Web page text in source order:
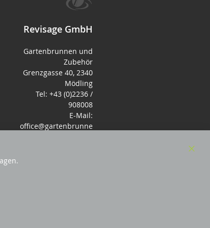
Revisage GmbH
Gartenbrunnen und
Zubehör
Grenzgasse 40, 2340
Mödling
Tel: +43 (0)2236 /
908008
E-Mail:
office@gartenbrunne